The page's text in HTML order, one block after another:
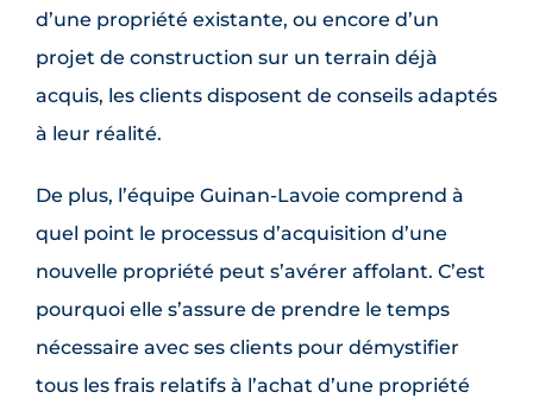
d’une propriété existante, ou encore d’un
projet de construction sur un terrain déjà
acquis, les clients disposent de conseils adaptés
à leur réalité.
De plus, l’équipe Guinan-Lavoie comprend à
quel point le processus d’acquisition d’une
nouvelle propriété peut s’avérer affolant. C’est
pourquoi elle s’assure de prendre le temps
nécessaire avec ses clients pour démystifier
tous les frais relatifs à l’achat d’une propriété